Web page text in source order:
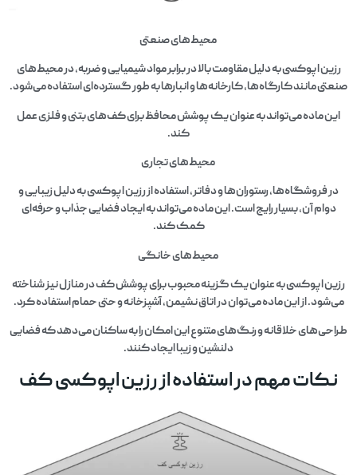
محیط‌های صنعتی
رزین اپوکسی به دلیل مقاومت بالا در برابر مواد شیمیایی و ضربه، در محیط‌های
صنعتی مانند کارگاه‌ها، کارخانه‌ها و انبارها به طور گسترده‌ای استفاده می‌شود.
این ماده می‌تواند به عنوان یک پوشش محافظ برای کف‌های بتنی و فلزی عمل
کند.
محیط‌های تجاری
در فروشگاه‌ها، رستوران‌ها و دفاتر، استفاده از رزین اپوکسی به دلیل زیبایی و
دوام آن، بسیار رایج است. این ماده می‌تواند به ایجاد فضایی جذاب و حرفه‌ای
کمک کند.
محیط‌های خانگی
رزین اپوکسی به عنوان یک گزینه محبوب برای پوشش کف در منازل نیز شناخته
می‌شود. از این ماده می‌توان در اتاق نشیمن، آشپزخانه و حتی حمام استفاده کرد.
طراحی‌های خلاقانه و رنگ‌های متنوع این امکان را به ساکنان می‌دهد که فضایی
دلنشین و زیبا ایجاد کنند.
نکات مهم در استفاده از رزین اپوکسی کف